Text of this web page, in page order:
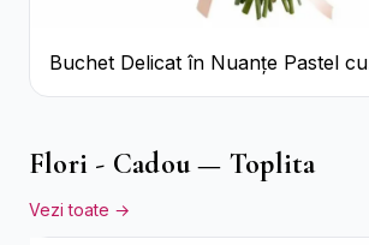
Buchet Delicat în Nuanțe Pastel cu
Trandafiri și Crizanteme Roz
Flori - Cadou — Toplita
Vezi toate →